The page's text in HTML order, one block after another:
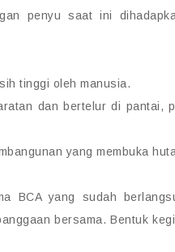
penyu saat ini
tinggi oleh manusia.
dan bertelur di pantai,
yang membuka
BCA yang sudah
bersama. Bentuk